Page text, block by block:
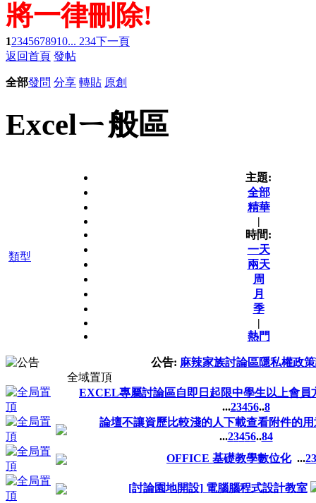
將一律刪除!
12345678910... 234下一頁
返回首頁 發帖
全部發問 分享 轉貼 原創
Excelㄧ般區
類型
主題:
全部
精華
|
時間:
一天
兩天
周
月
季
|
熱門
公告: 麻辣家族討論區隱私權政
全域置頂
EXCEL專屬討論區自即日起限中學生以上會員
...23456..8
論壇不讓資歷比較淺的人下載查看附件的
...23456..84
OFFICE 基礎教學數位化 ...23
[討論園地開設] 電腦腦程式設計教室